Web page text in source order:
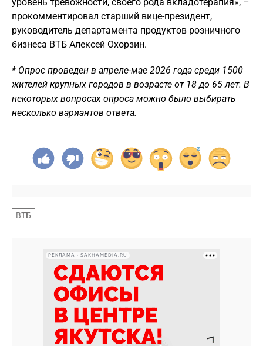
прокомментировал старший вице-президент,
руководитель департамента продуктов розничного
бизнеса ВТБ Алексей Охорзин.
* Опрос проведен в апреле-мае 2026 года среди 1500
жителей крупных городов в возрасте от 18 до 65 лет. В
некоторых вопросах опроса можно было выбирать
несколько вариантов ответа.
ВТБ
РЕКЛАМА • SAKHAMEDIA.RU